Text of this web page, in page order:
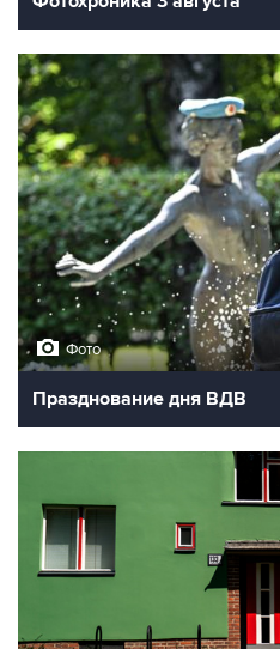
Фото
Празднование дня ВДВ